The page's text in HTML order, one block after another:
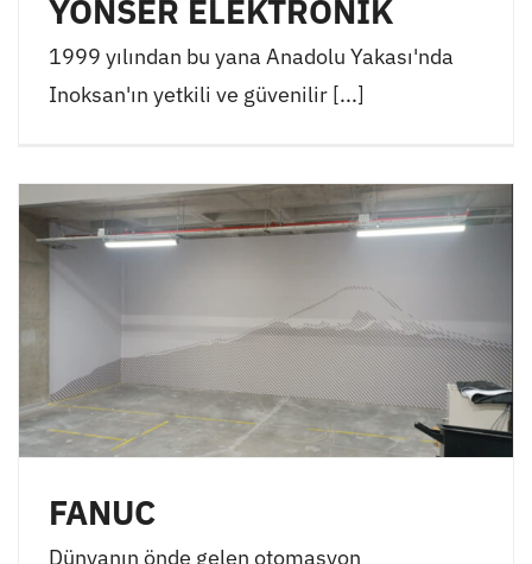
YÖNSER ELEKTRONİK
1999 yılından bu yana Anadolu Yakası'nda
Inoksan'ın yetkili ve güvenilir [...]
FANUC
Dünyanın önde gelen otomasyon